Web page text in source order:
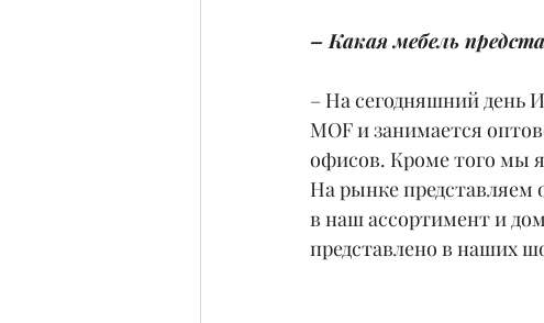
– Какая мебель
– На сегодняшний день
MOF и занимается
офисов. Кроме того мы
На рынке представляем
в наш ассортимент и
представлено в наших